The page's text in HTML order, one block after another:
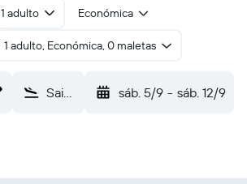
1 adulto Económica
1 adulto, Económica, 0 maletas
Saint Cloud (STC) sáb. 5/9 - sáb. 12/9